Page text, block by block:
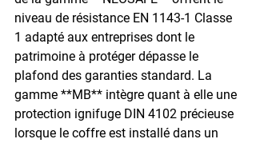
niveau de résistance EN 1143-1 Classe
1 adapté aux entreprises dont le
patrimoine à protéger dépasse le
plafond des garanties standard. La
gamme **MB** intègre quant à elle une
protection ignifuge DIN 4102 précieuse
lorsque le coffre est installé dans un